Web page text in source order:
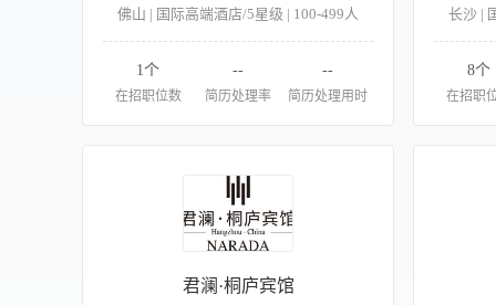
佛山 | 国际高端酒店/5星级 | 100-499人
1个
在招职位数
--
简历处理率
--
简历处理用时
长沙 |
8个
在招职
君澜·桐庐宾馆